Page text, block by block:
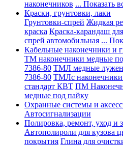
наконечников ... Показать
Краски, грунтовки, лаки
Грунтовки-спрей Жидкая
краска Краска-карандаш
спрей автомобильная ...
Кабельные наконечники и
ТМ наконечники медные
7386-80 ТМЛ медные
7386-80 ТМЛс наконечники
стандарт КВТ ПМ
медные под пайку
Охранные системы и
Автосигнализации
Полировка, ремонт, уход и
Автополироли для кузова
покрытия Глина для